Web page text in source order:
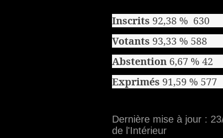
Inscrits 92,38 % 630
Votants 93,33 % 588
Abstention 6,67 % 42
Exprimés 91,59 % 577
Dernière mise à jour :
de l'Intérieur